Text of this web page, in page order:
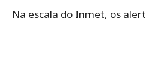
Na escala do Inmet, os